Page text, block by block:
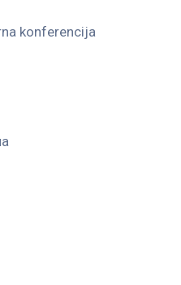
konferencija